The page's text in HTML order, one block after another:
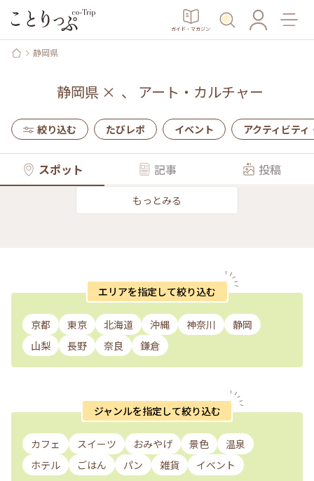
ガイド・マガジン
静岡県
静岡県× 、 アート・カルチャー
絞り込む たびレポ イベント アクティビティ
スポット 記事 投稿
もっとみる
エリアを指定して絞り込む
京都 東京 北海道 沖縄 神奈川
静岡
山梨
長野 奈良 鎌倉
ジャンルを指定して絞り込む
カフェ スイーツ おみやげ 景色
温泉
ホテル
ごはん パン 雑貨 イベント